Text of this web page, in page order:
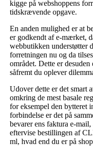
kigge på webshoppens
tidskrævende opgave.
En anden mulighed er at
er godkendt af e-mærket,
webbutikken understøtter
forretningen nu og da
området. Dette er
såfremt du oplever
Udover dette er det smart
omkring de mest basale
for eksempel den bytteret
forbindelse er det på
bevarer ens faktura e-
eftervise bestillingen af
ml, hvad end du er på